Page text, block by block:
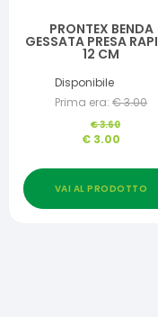
PRONTEX BENDA
GESSATA PRESA
12 CM
Disponibile
Prima era: €3.00
€3.60
€ 3.00
VAI AL PRODOTTO